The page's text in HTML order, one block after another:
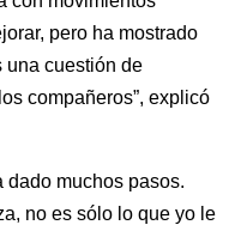
pero ha mostrado
una cuestión de
compañeros”, explicó
dado muchos pasos.
no es sólo lo que yo le